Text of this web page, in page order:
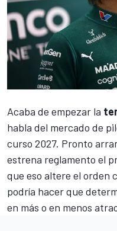
Acaba de empezar la
habla del mercado de
curso 2027. Pronto
estrena reglamento el
que eso altere el orden
podría hacer que
en más o en menos